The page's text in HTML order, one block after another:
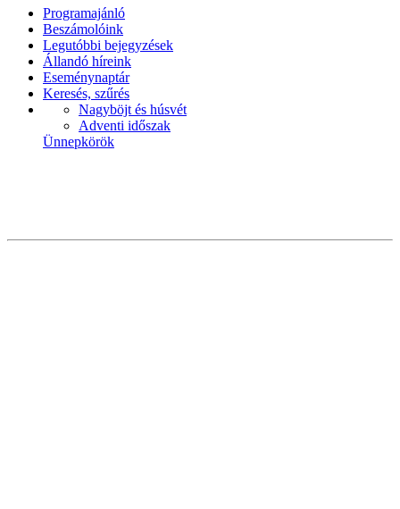
Programajánló
Beszámolóink
Legutóbbi bejegyzések
Állandó híreink
Eseménynaptár
Keresés, szűrés
Nagyböjt és húsvét
Adventi időszak
Ünnepkörök